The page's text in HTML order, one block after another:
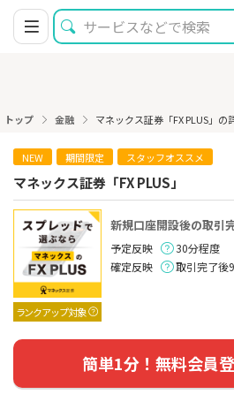
トップ 金融 マネックス証券「FX PLUS」の
NEW 期間限定 スタッフオススメ
マネックス証券「FX PLUS」
ランクアップ対象
新規口座開設後の取引
予定反映
30分程度
確定反映
取引完了後
簡単1分！無料会員